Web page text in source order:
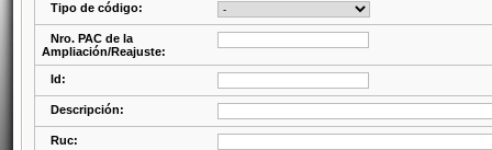
Tipo de código:
Nro. PAC de la
Ampliación/Reajuste:
Id:
Descripción:
Ruc: